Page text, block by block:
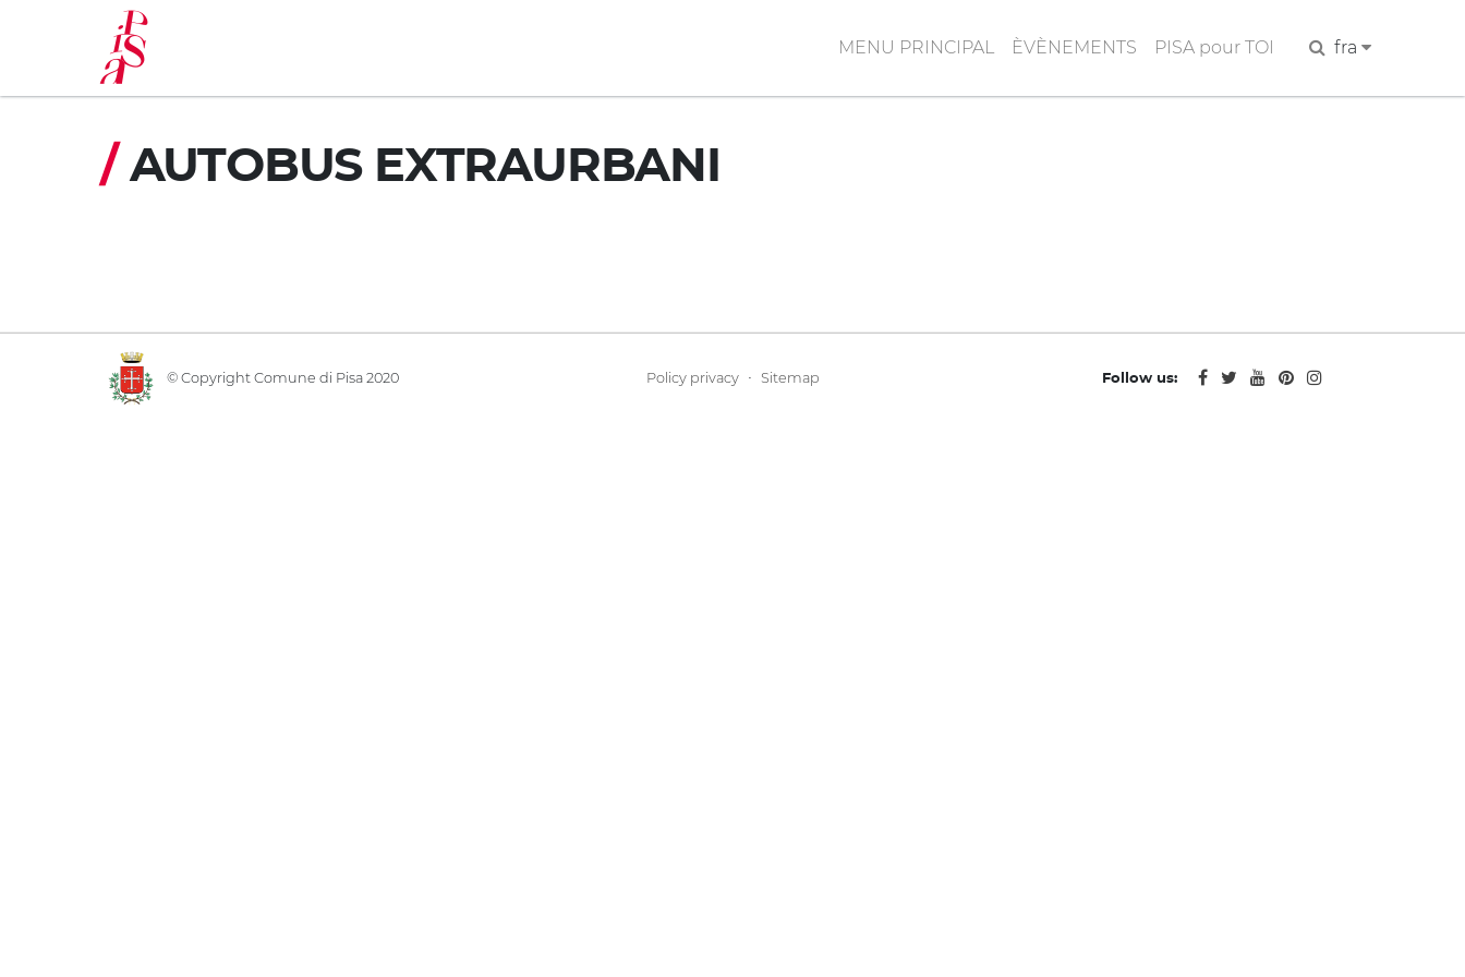
principal
MENU PRINCIPAL ÈVÈNEMENTS PISA pour TOI Rechercher
fra
/AUTOBUS EXTRAURBANI
© Copyright Comune di Pisa 2020 Policy privacy· Sitemap Follow us: